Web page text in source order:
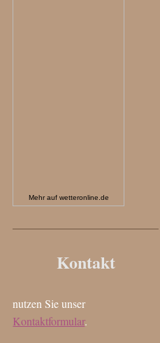
Mehr auf wetteronline.de
Kontakt
nutzen Sie unser
Kontaktformular.